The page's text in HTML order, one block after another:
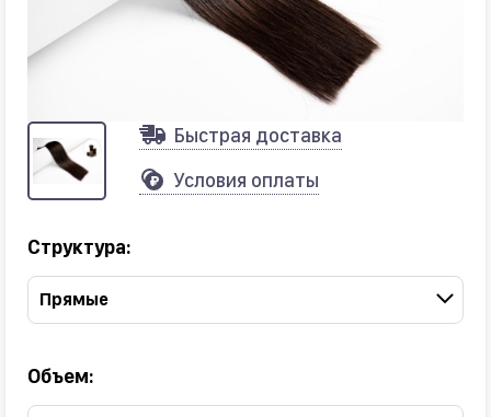
Быстрая доставка
Условия оплаты
Структура:
Прямые
Объем: